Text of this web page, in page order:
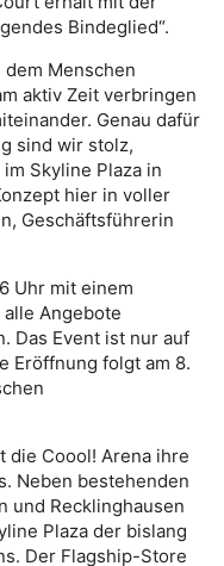
Bindeglied“.
dem Menschen
aktiv Zeit verbringen
Genau dafür
sind wir stolz,
Skyline Plaza in
hier in voller
Geschäftsführerin
Uhr mit einem
Angebote
Das Event ist nur auf
Eröffnung folgt am 8.
die Coool! Arena ihre
Neben bestehenden
und Recklinghausen
Plaza der bislang
Der Flagship-Store